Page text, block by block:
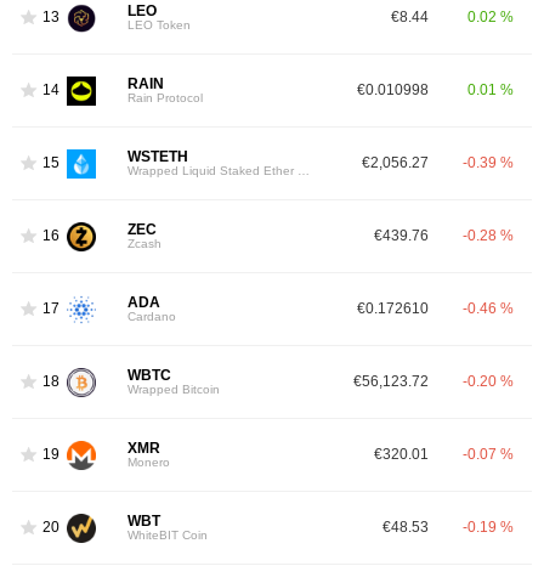
13 LEO
LEO Token €8.44 0.02 %
14 RAIN
Rain Protocol €0.010998 0.01 %
15 WSTETH €2,056.27 -0.39 %
16 ZEC
Zcash €439.76 -0.28 %
17 ADA
Cardano €0.172610 -0.46 %
18 WBTC
Wrapped Bitcoin €56,123.72 -0.20 %
19 XMR
Monero €320.01 -0.07 %
20 WBT
WhiteBIT Coin €48.53 -0.19 %